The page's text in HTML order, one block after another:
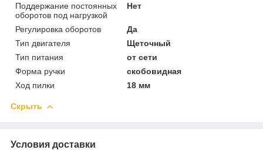
Поддержание постоянных
оборотов под нагрузкой
Нет
Регулировка оборотов
Да
Тип двигателя
Щеточный
Тип питания
от сети
Форма ручки
скобовидная
Ход пилки
18 мм
Скрыть
Условия доставки